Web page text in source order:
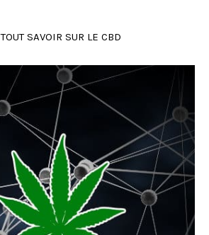
TOUT SAVOIR SUR LE CBD